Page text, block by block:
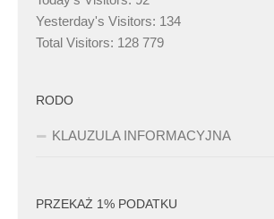
Yesterday's Visitors: 134
Total Visitors: 128 779
RODO
KLAUZULA INFORMACYJNA
PRZEKAŻ 1% PODATKU